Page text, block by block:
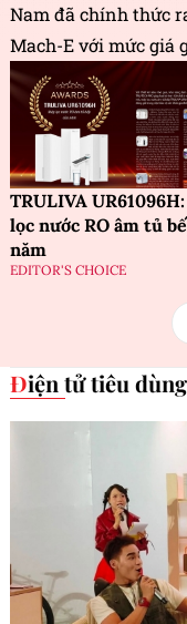
Nam đã chính thức
Mach-E với mức giá
TRULIVA
lọc nước RO âm tủ
năm
EDITOR'S CHOICE
Điện tử tiêu dùng